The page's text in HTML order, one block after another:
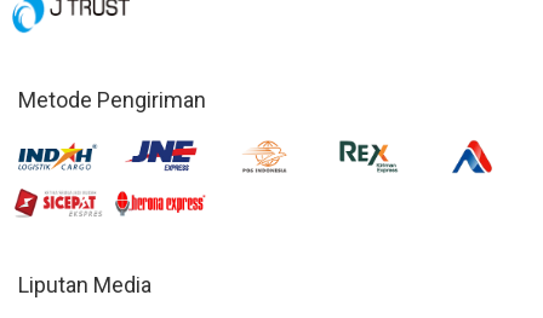
Metode Pengiriman
Liputan Media